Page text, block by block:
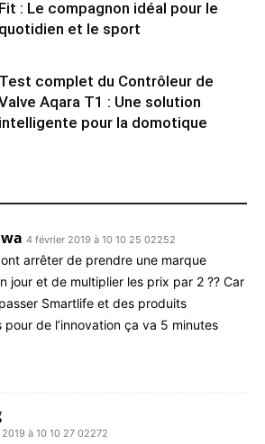
Fit : Le compagnon idéal pour le
quotidien et le sport
Test complet du Contrôleur de
Aqara T1 : Une solution
intelligente pour la domotique
4 février 2019 à 10 10 25 02252
arrêter de prendre une marque
jour et de multiplier les prix par 2 ?? Car
Smartlife et des produits
pour de l’innovation ça va 5 minutes
à 10 10 27 02272